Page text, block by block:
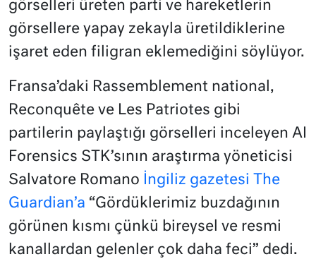
görselleri üreten parti ve hareketlerin
görsellere yapay zekayla üretildiklerine
işaret eden filigran eklemediğini söylüyor.
Fransa’daki Rassemblement national,
Reconquête ve Les Patriotes gibi
partilerin paylaştığı görselleri inceleyen AI
Forensics STK’sının araştırma yöneticisi
Salvatore Romano İngiliz gazetesi The
Guardian’a “Gördüklerimiz buzdağının
görünen kısmı çünkü bireysel ve resmi
kanallardan gelenler çok daha feci” dedi.